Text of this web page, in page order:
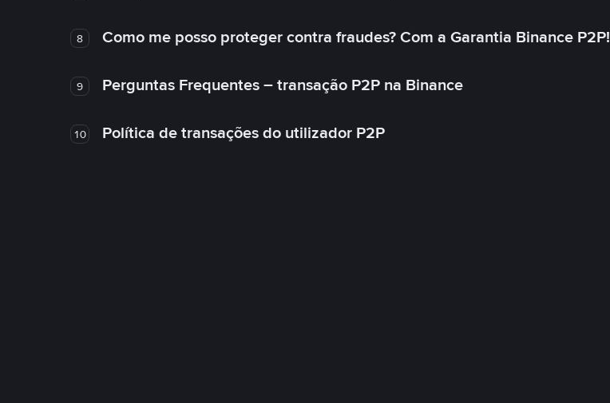
8 Como me posso proteger contra fraudes? Com a Garantia Binance P2P!
9 Perguntas Frequentes – transação P2P na Binance
10 Política de transações do utilizador P2P